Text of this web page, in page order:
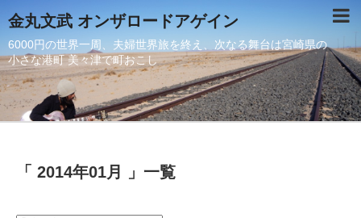
金丸文武 オンザロードアゲイン
6000円の世界一周、夫婦世界旅を終え、次なる舞台は宮崎県の
小さな港町 美々津で町おこし
「 2014年01月 」一覧